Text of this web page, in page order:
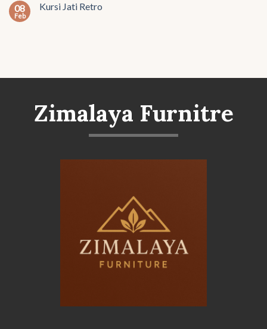
08
Feb
Kursi Jati Retro
Zimalaya Furnitre